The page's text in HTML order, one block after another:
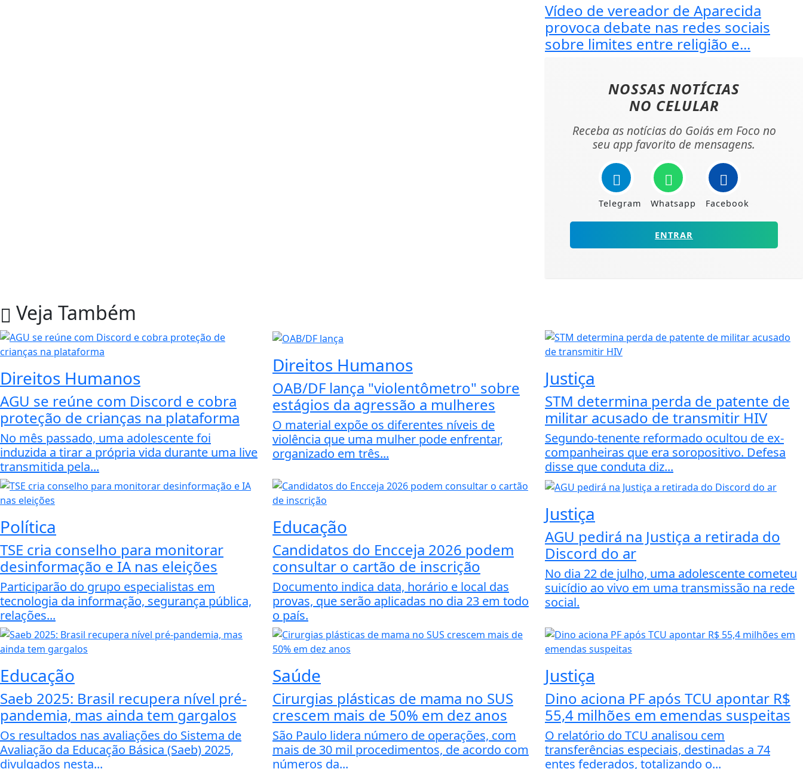
Vídeo de vereador de Aparecida
provoca debate nas redes sociais
sobre limites entre religião e...
NOSSAS NOTÍCIAS
NO CELULAR
Receba as notícias do Goiás em Foco no
seu app favorito de mensagens.
Telegram Whatsapp Facebook
ENTRAR
Veja Também
Direitos Humanos
AGU se reúne com Discord e cobra
proteção de crianças na plataforma
No mês passado, uma adolescente foi
induzida a tirar a própria vida durante uma live
transmitida pela...
Direitos Humanos
OAB/DF lança "violentômetro" sobre
estágios da agressão a mulheres
O material expõe os diferentes níveis de
violência que uma mulher pode enfrentar,
organizado em três...
Justiça
STM determina perda de patente de
militar acusado de transmitir HIV
Segundo-tenente reformado ocultou de ex-
companheiras que era soropositivo. Defesa
disse que conduta diz...
Política
TSE cria conselho para monitorar
desinformação e IA nas eleições
Participarão do grupo especialistas em
tecnologia da informação, segurança pública,
relações...
Educação
Candidatos do Encceja 2026 podem
consultar o cartão de inscrição
Documento indica data, horário e local das
provas, que serão aplicadas no dia 23 em todo
o país.
Justiça
AGU pedirá na Justiça a retirada do
Discord do ar
No dia 22 de julho, uma adolescente cometeu
suicídio ao vivo em uma transmissão na rede
social.
Educação
Saeb 2025: Brasil recupera nível pré-
pandemia, mas ainda tem gargalos
Os resultados nas avaliações do Sistema de
Avaliação da Educação Básica (Saeb) 2025,
divulgados nesta...
Saúde
Cirurgias plásticas de mama no SUS
crescem mais de 50% em dez anos
São Paulo lidera número de operações, com
mais de 30 mil procedimentos, de acordo com
números da...
Justiça
Dino aciona PF após TCU apontar R$
55,4 milhões em emendas suspeitas
O relatório do TCU analisou cem
transferências especiais, destinadas a 74
entes federados, totalizando o...